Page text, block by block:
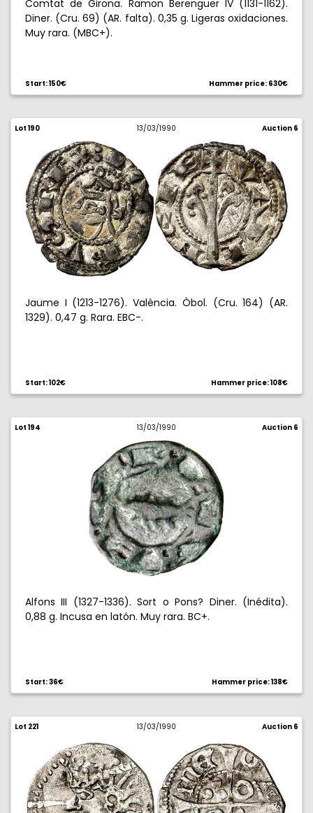
Comtat de Girona. Ramon Berenguer IV (1131-1162).
Diner. (Cru. 69) (AR. falta). 0,35 g. Ligeras oxidaciones.
Muy rara. (MBC+).
Start: 150€ Hammer price: 630€
Lot 190 13/03/1990 Auction 6
Jaume I (1213-1276). València. Òbol. (Cru. 164) (AR.
1329). 0,47 g. Rara. EBC-.
Start: 102€ Hammer price: 108€
Lot 194 13/03/1990 Auction 6
Alfons III (1327-1336). Sort o Pons? Diner. (Inédita).
0,88 g. Incusa en latón. Muy rara. BC+.
Start: 36€ Hammer price: 138€
Lot 221 13/03/1990 Auction 6